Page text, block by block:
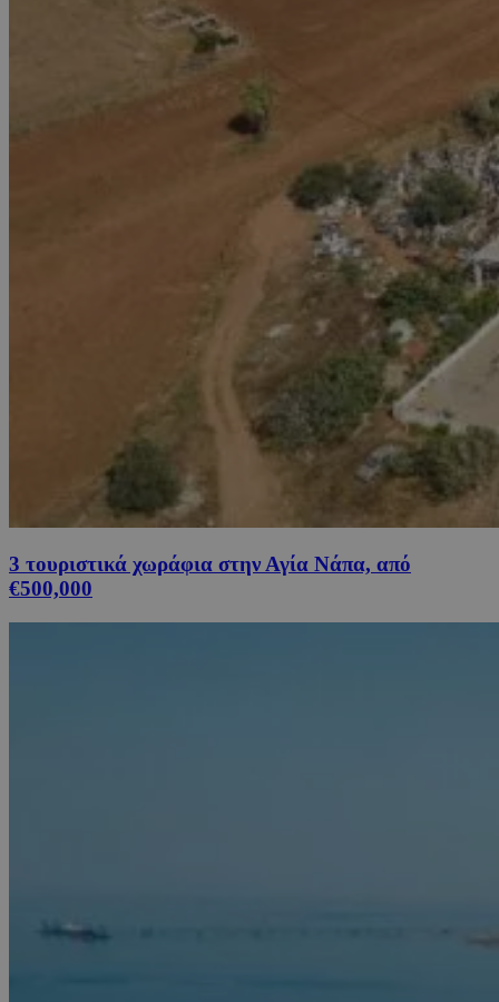
3 τουριστικά χωράφια στην Αγία Νάπα, από
€500,000